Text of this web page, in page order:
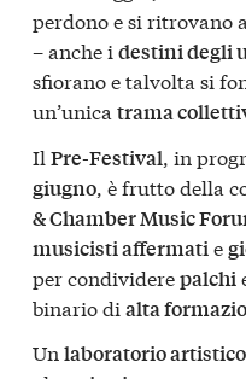
perdono e si ritrovano
– anche i destini degli
sfiorano e talvolta si
un’unica trama
Il Pre-Festival , in
giugno , è frutto della
& Chamber Music
musicisti affermati e
per condividerepalchi
binario di alta
Un laboratorio